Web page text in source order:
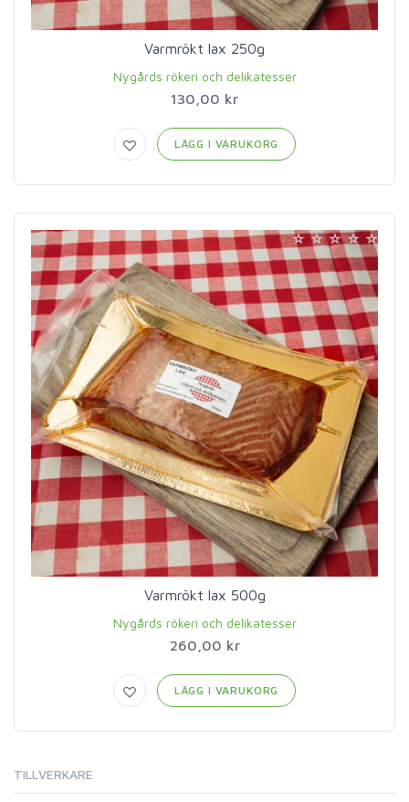
Varmrökt lax 250g
Nygårds rökeri och delikatesser
130,00 kr
LÄGG I VARUKORG
Varmrökt lax 500g
Nygårds rökeri och delikatesser
260,00 kr
LÄGG I VARUKORG
TILLVERKARE